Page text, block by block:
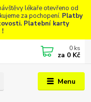
lékaře otevřeno od
za pochopení. Platby
Platební karty
!
Menu
0 ks
za 0 Kč